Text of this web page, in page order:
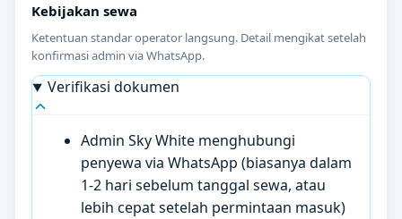
Kebijakan sewa
Ketentuan standar operator langsung. Detail mengikat setelah
konfirmasi admin via WhatsApp.
Verifikasi dokumen
Admin Sky White menghubungi
penyewa via WhatsApp (biasanya dalam
1-2 hari sebelum tanggal sewa, atau
lebih cepat setelah permintaan masuk)